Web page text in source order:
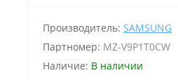
Производитель: SAMSUNG
Партномер: MZ-V9P1T0CW
Наличие: В наличии